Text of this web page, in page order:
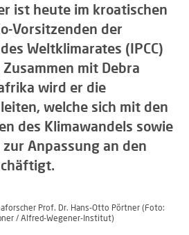
ist heute im kroatischen
Vorsitzenden der
Weltklimarates (IPCC)
mit Debra
wird er die
welche sich mit den
des Klimawandels sowie
Anpassung an den
Prof. Dr. Hans-Otto Pörtner (Foto:
/ Alfred-Wegener-Institut)